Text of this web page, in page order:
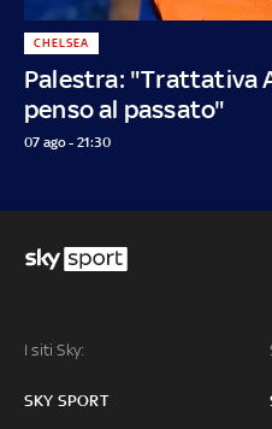
Palestra: "Trattativa
penso al passato"
CHELSEA
07 ago - 21:30
I siti Sky:
SKY SPORT